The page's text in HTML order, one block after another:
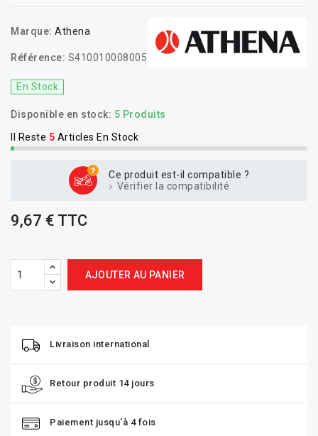
Marque: Athena
Référence: S410010008005
En Stock
Disponible en stock: 5 Produits
Il Reste 5 Articles En Stock
Ce produit est-il compatible ?
Vérifier la compatibilité
9,67 € TTC
AJOUTER AU PANIER
Livraison international
Retour produit 14 jours
Paiement jusqu'à 4 fois